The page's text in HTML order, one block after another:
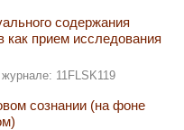
содержания
как прием исследования
11FLSK119
сознании (на фоне